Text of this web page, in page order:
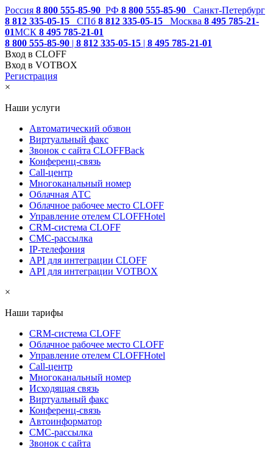
Россия 8 800 555-85-90 РФ 8 800 555-85-90
Санкт-Петербург
8 812 335-05-15
СПб 8 812 335-05-15 Москва 8 495 785-21-
01МСК 8 495 785-21-01
8 800 555-85-90 | 8 812 335-05-15 | 8 495 785-21-01
Вход в CLOFF
Вход в VOTBOX
Регистрация
×
Наши услуги
Автоматический обзвон
Виртуальный факс
Звонок с сайта CLOFFBack
Конференц-связь
Call-центр
Многоканальный номер
Облачная АТС
Облачное рабочее место CLOFF
Управление отелем CLOFFHotel
CRM-система CLOFF
СМС-рассылка
IP-телефония
API для интеграции CLOFF
API для интеграции VOTBOX
×
Наши тарифы
CRM-система CLOFF
Облачное рабочее место CLOFF
Управление отелем CLOFFHotel
Call-центр
Многоканальный номер
Исходящая связь
Виртуальный факс
Конференц-связь
Автоинформатор
СМС-рассылка
Звонок с сайта